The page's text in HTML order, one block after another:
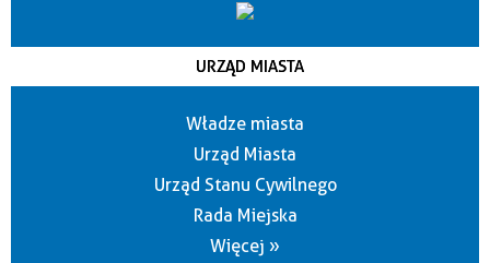
URZĄD MIASTA
Władze miasta
Urząd Miasta
Urząd Stanu Cywilnego
Rada Miejska
Więcej »